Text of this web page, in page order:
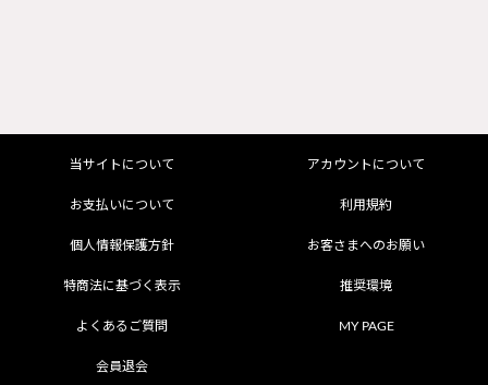
当サイトについて アカウントについて
お支払いについて 利用規約
個人情報保護方針 お客さまへのお願い
特商法に基づく表示 推奨環境
よくあるご質問 MY PAGE
会員退会